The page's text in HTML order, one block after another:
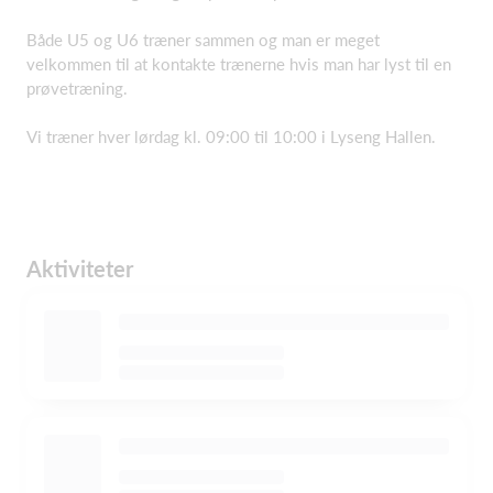
Både U5 og U6 træner sammen og man er meget
velkommen til at kontakte trænerne hvis man har lyst til en
prøvetræning.
Vi træner hver lørdag kl. 09:00 til 10:00 i Lyseng Hallen.
Aktiviteter